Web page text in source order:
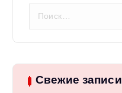
и
: Свежие записи